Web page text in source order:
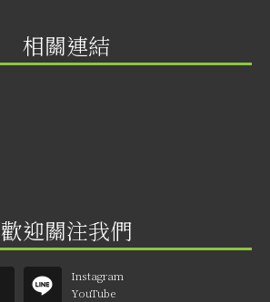
相關連結
歡迎關注我們
Instagram
YouTube